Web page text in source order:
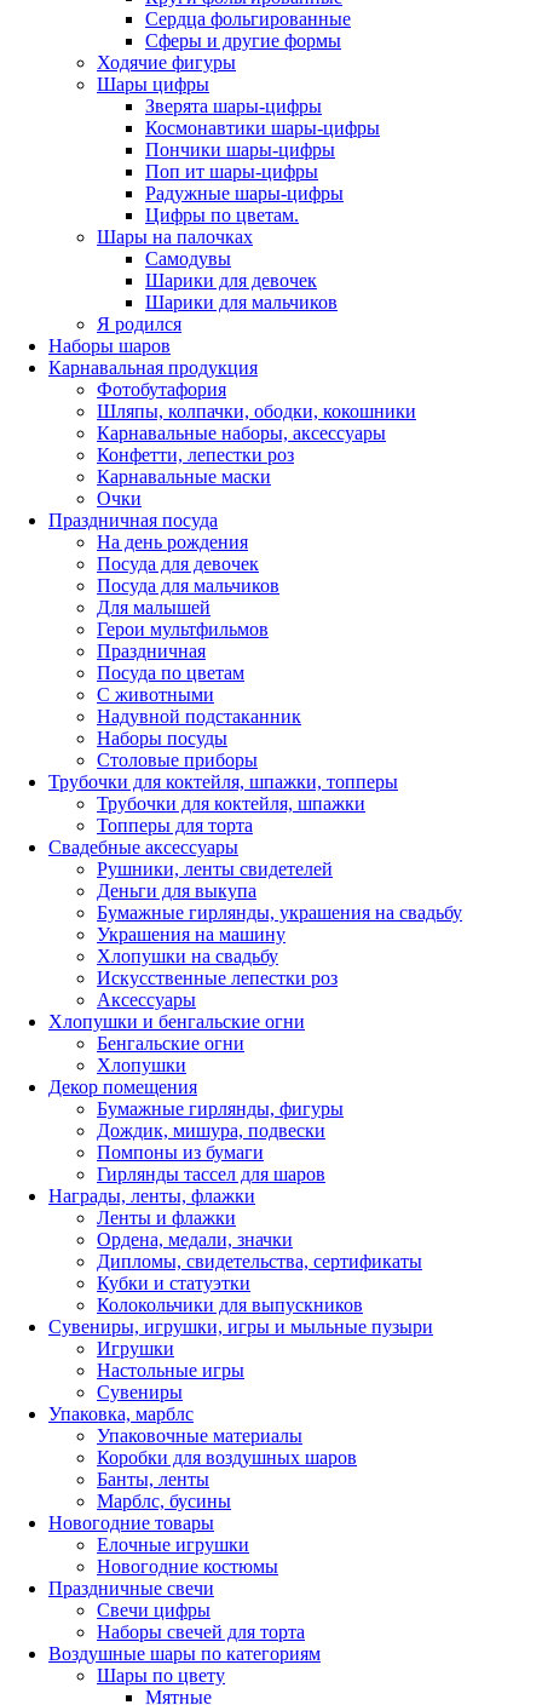
Сердца фольгированные
Сферы и другие формы
Ходячие фигуры
Шары цифры
Зверята шары-цифры
Космонавтики шары-цифры
Пончики шары-цифры
Поп ит шары-цифры
Радужные шары-цифры
Цифры по цветам.
Шары на палочках
Самодувы
Шарики для девочек
Шарики для мальчиков
Я родился
Наборы шаров
Карнавальная продукция
Фотобутафория
Шляпы, колпачки, ободки, кокошники
Карнавальные наборы, аксессуары
Конфетти, лепестки роз
Карнавальные маски
Очки
Праздничная посуда
На день рождения
Посуда для девочек
Посуда для мальчиков
Для малышей
Герои мультфильмов
Праздничная
Посуда по цветам
С животными
Надувной подстаканник
Наборы посуды
Столовые приборы
Трубочки для коктейля, шпажки, топперы
Трубочки для коктейля, шпажки
Топперы для торта
Свадебные аксессуары
Рушники, ленты свидетелей
Деньги для выкупа
Бумажные гирлянды, украшения на свадьбу
Украшения на машину
Хлопушки на свадьбу
Искусственные лепестки роз
Аксессуары
Хлопушки и бенгальские огни
Бенгальские огни
Хлопушки
Декор помещения
Бумажные гирлянды, фигуры
Дождик, мишура, подвески
Помпоны из бумаги
Гирлянды тассел для шаров
Награды, ленты, флажки
Ленты и флажки
Ордена, медали, значки
Дипломы, свидетельства, сертификаты
Кубки и статуэтки
Колокольчики для выпускников
Сувениры, игрушки, игры и мыльные пузыри
Игрушки
Настольные игры
Сувениры
Упаковка, марблс
Упаковочные материалы
Коробки для воздушных шаров
Банты, ленты
Марблс, бусины
Новогодние товары
Елочные игрушки
Новогодние костюмы
Праздничные свечи
Свечи цифры
Наборы свечей для торта
Воздушные шары по категориям
Шары по цвету
Мятные